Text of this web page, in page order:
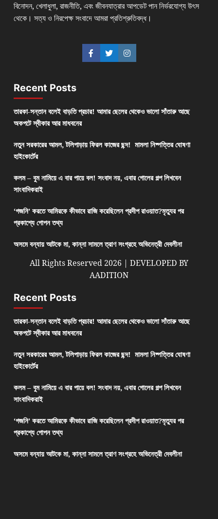
বিনোদন, খেলাধুলা, রাজনীতি, এবং জীবনযাত্রার আপডেট পান নির্ভরযোগ্য উৎস
থেকে। সত্য ও নিরপেক্ষ সংবাদে আমরা প্রতিশ্রুতিবদ্ধ।
Recent Posts
তারকা-সন্তান বলেই বাড়তি প্রচার! আমার ছেলের থেকেও ভালো সাঁতারু আছে
অকপটে স্বীকার আর মাধবনের
নতুন সরকারের আমল, টলিপাড়ায় ফিরল কাজের ছন্দ! মামলা নিষ্পত্তির ঘোষণা
হাইকোর্টের
কলম – বুম নামিয়ে এ বার পায়ে বল! সংবাদ নয়, এবার গোলের গল্প লিখবেন
সাংবাদিকরাই
‘গজনি’ করতে আমিরকে কীভাবে রাজি করেছিলেন প্রদীপ রাওয়াত?মৃত্যুর পর
প্রকাশ্যে গোপন তথ্য
অসমে বন্যায় আটকে মা, কান্না সামলে ত্রাণ সংগ্রহে অভিনেত্রী দেবলীনা
All Rights Reserved 2026 | DEVELOPED BY
AADITION
Recent Posts
তারকা-সন্তান বলেই বাড়তি প্রচার! আমার ছেলের থেকেও ভালো সাঁতারু আছে
অকপটে স্বীকার আর মাধবনের
নতুন সরকারের আমল, টলিপাড়ায় ফিরল কাজের ছন্দ! মামলা নিষ্পত্তির ঘোষণা
হাইকোর্টের
কলম – বুম নামিয়ে এ বার পায়ে বল! সংবাদ নয়, এবার গোলের গল্প লিখবেন
সাংবাদিকরাই
‘গজনি’ করতে আমিরকে কীভাবে রাজি করেছিলেন প্রদীপ রাওয়াত?মৃত্যুর পর
প্রকাশ্যে গোপন তথ্য
অসমে বন্যায় আটকে মা, কান্না সামলে ত্রাণ সংগ্রহে অভিনেত্রী দেবলীনা